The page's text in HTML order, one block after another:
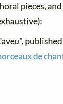
pieces,
de